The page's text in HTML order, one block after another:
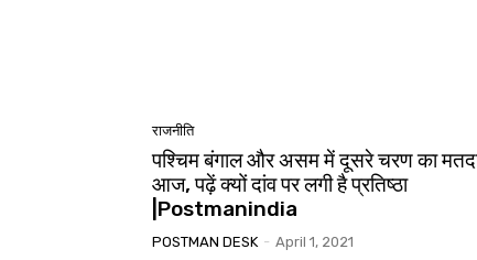
राजनीति
पश्चिम बंगाल और असम में दूसरे चरण का
आज, पढ़ें क्यों दांव पर लगी है प्रतिष्ठा
|Postmanindia
POSTMAN DESK - April 1, 2021